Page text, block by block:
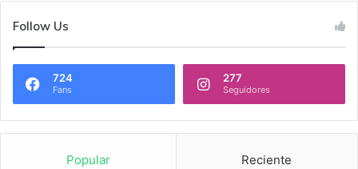
Follow Us
724
Fans
277
Seguidores
Popular Reciente